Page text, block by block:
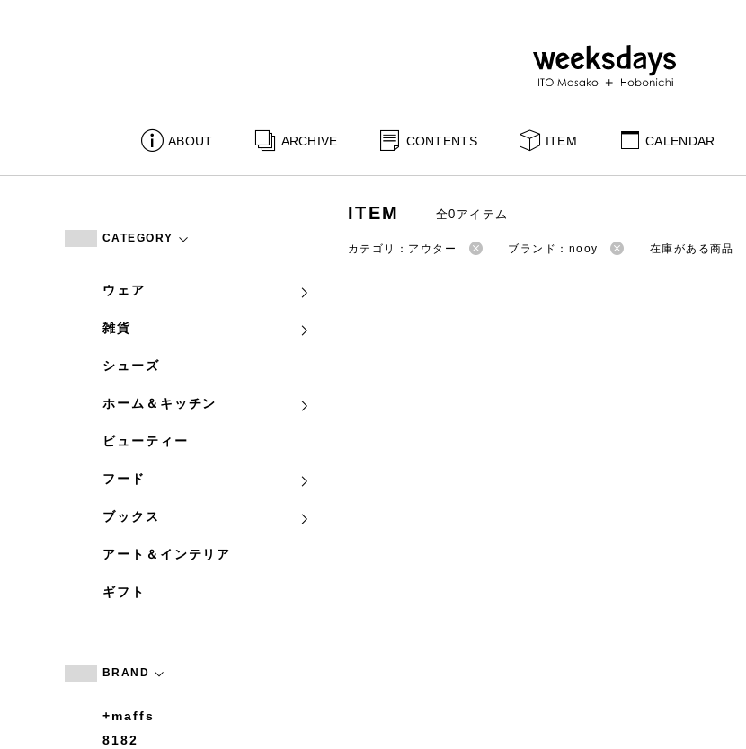
ABOUT ARCHIVE CONTENTS ITEM CALENDAR
CATEGORY
ウェア
雑貨
シューズ
ホーム＆キッチン
ビューティー
フード
ブックス
アート＆インテリア
ギフト
BRAND
+maffs
8182
ITEM 全0アイテム
カテゴリ：アウター ブランド：nooy 在庫がある商品